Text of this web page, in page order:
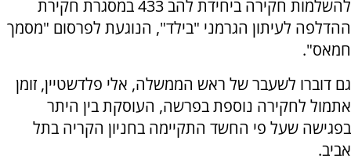
להשלמות חקירה ביחידת להב 433 במסגרת חקירת
ההדלפה לעיתון הגרמני "בילד", הנוגעת לפרסום "מסמך
חמאס".
גם דוברו לשעבר של ראש הממשלה, אלי פלדשטיין, זומן
אתמול לחקירה נוספת בפרשה, העוסקת בין היתר
בפגישה שעל פי החשד התקיימה בחניון הקריה בתל
אביב.